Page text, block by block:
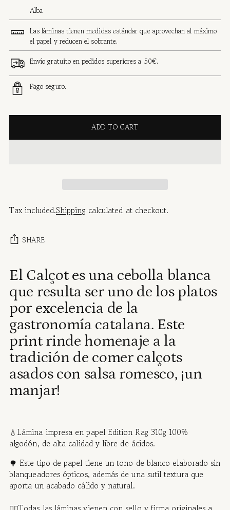
Alba
Las láminas tienen medidas estándar que aprovechan al máximo
el papel y reducen el sobrante.
Envío gratuito en pedidos superiores a 50€.
Pago seguro.
ADD TO CART
Tax included.Shipping calculated at checkout.
SHARE
Adding
product
to
your
cart
El Calçot es una cebolla blanca
que resulta ser uno de los platos
por excelencia de la
gastronomía catalana. Este
print rinde homenaje a la
tradición de comer calçots
asados con salsa romesco, ¡un
manjar!
💧 Lámina impresa en papel Edition Rag 310g 100%
algodón, de alta calidad y libre de ácidos.
🌳 Este tipo de papel tiene un tono de blanco elaborado sin
blanqueadores ópticos, además de una sutil textura que
aporta un acabado cálido y natural.